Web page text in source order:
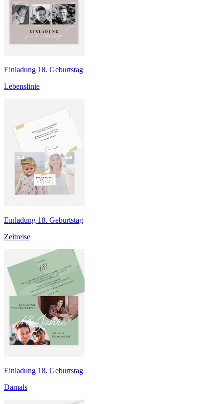
Einladung 18. Geburtstag
Lebenslinie
Einladung 18. Geburtstag
Zeitreise
Einladung 18. Geburtstag
Damals